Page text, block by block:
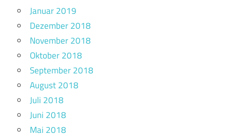
Januar 2019
Dezember 2018
November 2018
Oktober 2018
September 2018
August 2018
Juli 2018
Juni 2018
Mai 2018